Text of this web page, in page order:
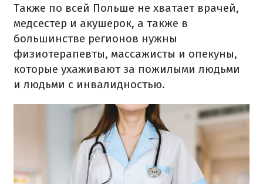
Также по всей Польше не хватает врачей,
медсестер и акушерок, а также в
большинстве регионов нужны
физиотерапевты, массажисты и опекуны,
которые ухаживают за пожилыми людьми
и людьми с инвалидностью.